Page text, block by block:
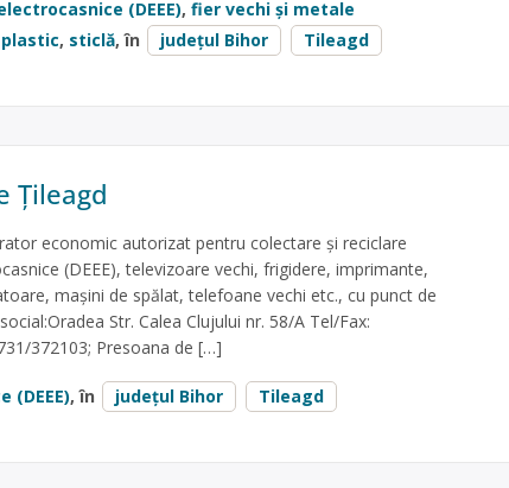
(DEEE), fier vechi și metale
plastic, sticlă, în județul Bihor Tileagd
Țileagd
economic autorizat pentru colectare și reciclare
(DEEE), televizoare vechi, frigidere, imprimante,
mașini de spălat, telefoane vechi etc., cu punct de
Str. Calea Clujului nr. 58/A Tel/Fax:
372103; Presoana de […]
(DEEE), în județul Bihor Tileagd